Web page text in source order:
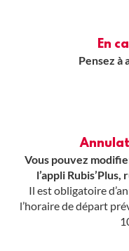
En
Pensez à
Vous pouvez
l’appli
Il est obligatoire
l’horaire de départ